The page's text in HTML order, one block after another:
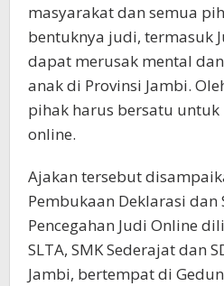
masyarakat dan semua
bentuknya judi, termasuk
dapat merusak mental
anak di Provinsi Jambi.
pihak harus bersatu
online.
Ajakan tersebut
Pembukaan Deklarasi dan
Pencegahan Judi Online
SLTA, SMK Sederajat dan
Jambi, bertempat di